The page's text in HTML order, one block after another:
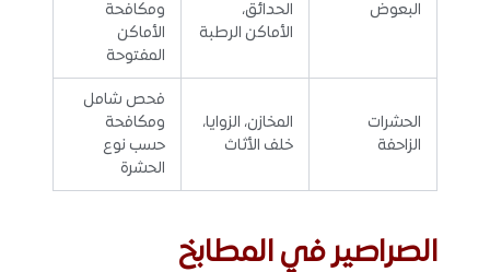
البعوض
الحدائق،
الأماكن الرطبة
ومكافحة
الأماكن
المفتوحة
الحشرات
الزاحفة
المخازن، الزوايا،
خلف الأثاث
فحص شامل
ومكافحة
حسب نوع
الحشرة
الصراصير في المطابخ